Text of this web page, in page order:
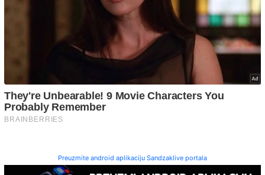
Preuzmite android aplikaciju Sandzaklive portala